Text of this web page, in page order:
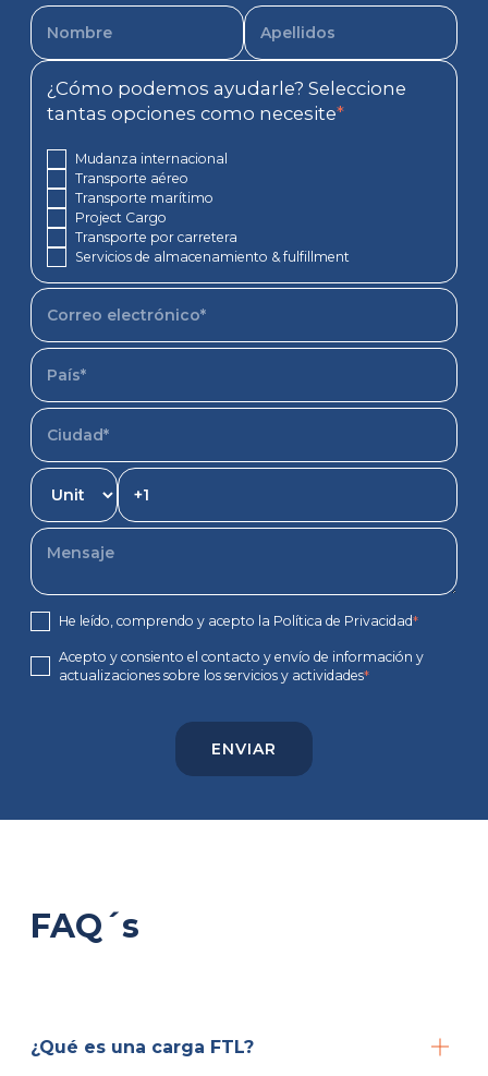
¿Cómo podemos ayudarle? Seleccione
tantas opciones como necesite*
Mudanza internacional
Transporte aéreo
Transporte marítimo
Project Cargo
Transporte por carretera
Servicios de almacenamiento & fulfillment
He leído, comprendo y acepto la Política de Privacidad*
Acepto y consiento el contacto y envío de información y
actualizaciones sobre los servicios y actividades*
FAQ´s
¿Qué es una carga FTL?